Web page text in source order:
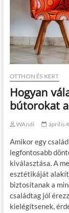
OTTHON ÉS KERT
Hogyan
bútorokat
WAndi április
Amikor egy
legfontosabb
kiválasztása. A
esztétikáját
biztosítanak a
családtag jól
kielégítsenek,